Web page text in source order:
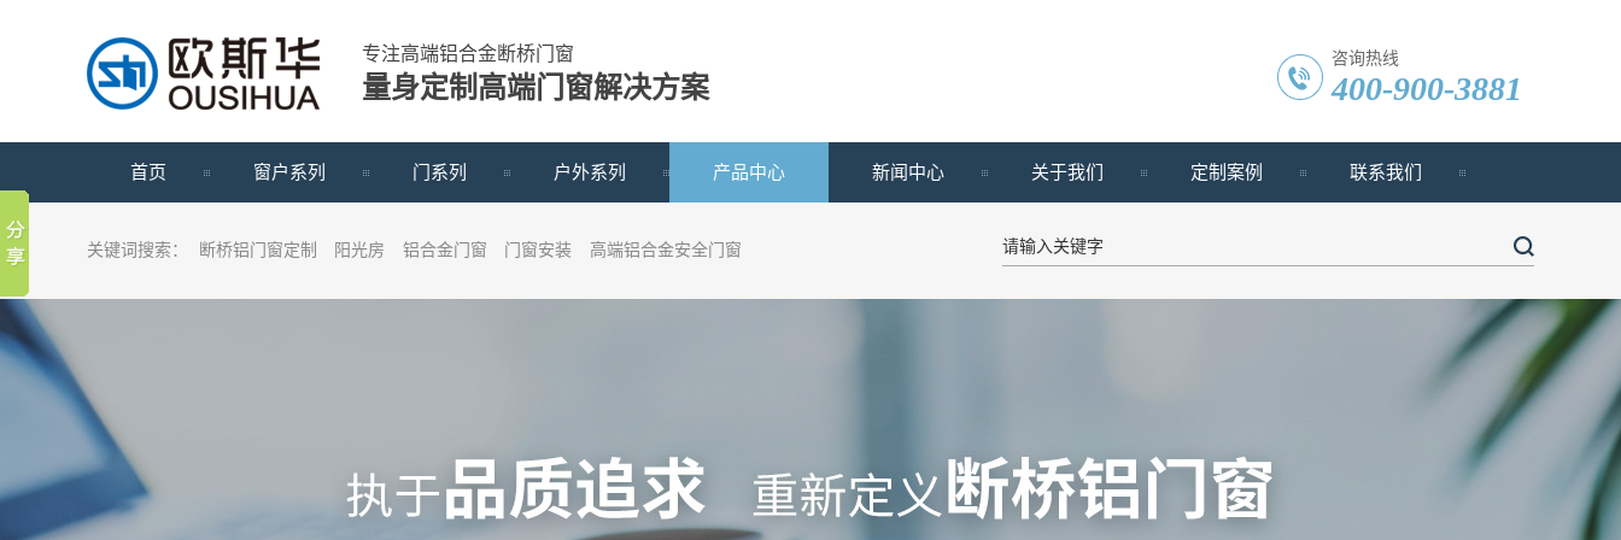
专注高端铝合金断桥门窗
量身定制高端门窗解决方案
咨询热线
400-900-3881
首页 窗户系列 门系列 户外系列 产品中心 新闻中心 关于我们 定制案例 联系我们
关键词搜索： 断桥铝门窗定制 阳光房 铝合金门窗 门窗安装 高端铝合金安全门窗